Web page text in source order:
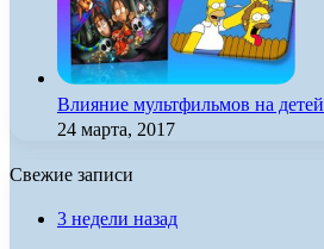
Влияние мультфильмов на детей
24 марта, 2017
Свежие записи
3 недели назад